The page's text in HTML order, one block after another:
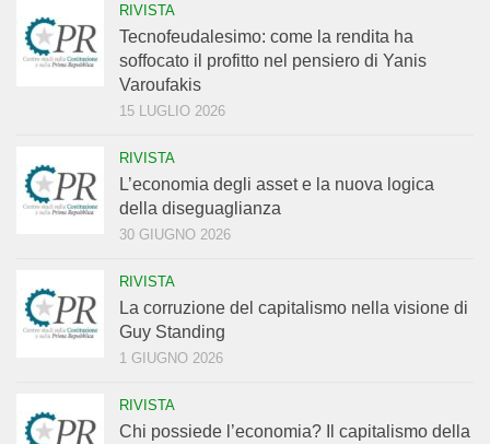
RIVISTA
Tecnofeudalesimo: come la rendita ha
soffocato il profitto nel pensiero di Yanis
Varoufakis
15 LUGLIO 2026
RIVISTA
L’economia degli asset e la nuova logica
della diseguaglianza
30 GIUGNO 2026
RIVISTA
La corruzione del capitalismo nella visione di
Guy Standing
1 GIUGNO 2026
RIVISTA
Chi possiede l’economia? Il capitalismo della